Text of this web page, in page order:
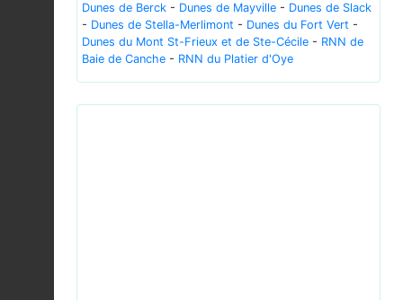
Dunes de Berck - Dunes de Mayville - Dunes de Slack
- Dunes de Stella-Merlimont - Dunes du Fort Vert -
Dunes du Mont St-Frieux et de Ste-Cécile - RNN de
Baie de Canche - RNN du Platier d'Oye